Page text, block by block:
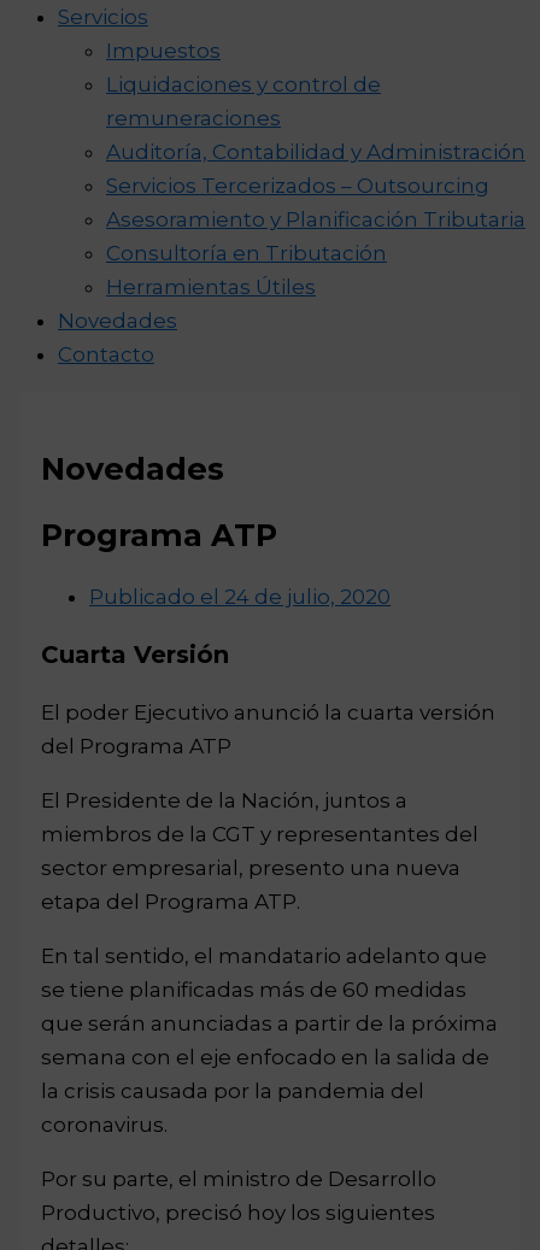
Servicios
Impuestos
Liquidaciones y control de
remuneraciones
Auditoría, Contabilidad y Administración
Servicios Tercerizados – Outsourcing
Asesoramiento y Planificación Tributaria
Consultoría en Tributación
Herramientas Útiles
Novedades
Contacto
Novedades
Programa ATP
Publicado el 24 de julio, 2020
Cuarta Versión
El poder Ejecutivo anunció la cuarta versión
del Programa ATP
El Presidente de la Nación, juntos a
miembros de la CGT y representantes del
sector empresarial, presento una nueva
etapa del Programa ATP.
En tal sentido, el mandatario adelanto que
se tiene planificadas más de 60 medidas
que serán anunciadas a partir de la próxima
semana con el eje enfocado en la salida de
la crisis causada por la pandemia del
coronavirus.
Por su parte, el ministro de Desarrollo
Productivo, precisó hoy los siguientes